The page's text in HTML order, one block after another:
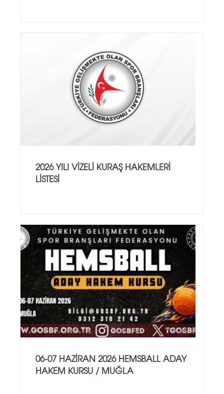
2026 YILI VİZELİ KURAŞ HAKEMLERİ
LİSTESİ
06-07 HAZİRAN 2026 HEMSBALL ADAY
HAKEM KURSU / MUĞLA